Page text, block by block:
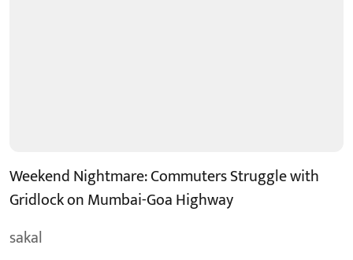
Weekend Nightmare: Commuters Struggle with
Gridlock on Mumbai-Goa Highway
sakal